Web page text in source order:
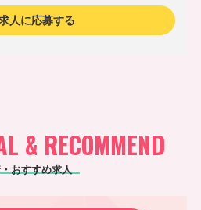
人に応募する
& RECOMMEND
おすすめ求人